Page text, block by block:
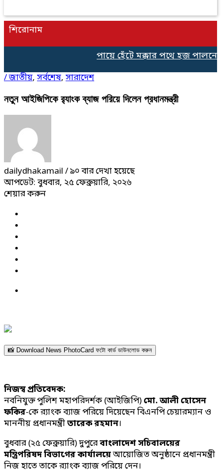
শিরোনাম
পায়ে হেঁটে মক্কার পথে হজ
/জাতীয়, সর্বশেষ, সারাদেশ
নতুন আইজিপিকে র‍্যাংক ব্যাজ পরিয়ে দিলেন প্রধানমন্ত্রী
dailydhakamail / ৯০ বার দেখা হয়েছে
আপডেট: বুধবার, ২৫ ফেব্রুয়ারি, ২০২৬
শেয়ার করুন
📸 Download News PhotoCard ফটো কার্ড ডাউনলোড করুন
নিজস্ব প্রতিবেদক:
নবনিযুক্ত পুলিশ মহাপরিদর্শক (আইজিপি) মো. আলী হোসেন
ফকির-কে র‍্যাংক ব্যাজ পরিয়ে দিয়েছেন বিএনপি চেয়ারম্যান ও
মাননীয় প্রধানমন্ত্রীতারেক রহমান।
বুধবার (২৫ ফেব্রুয়ারি) দুপুরেবাংলাদেশ সচিবালয়ের
মন্ত্রিপরিষদ বিভাগের কার্যালয়েআয়োজিত অনুষ্ঠানে প্রধানমন্ত্রী
নিজ হাতে তাকে র‍্যাংক ব্যাজ পরিয়ে দেন।